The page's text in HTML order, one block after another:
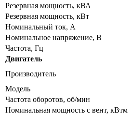
Резервная мощность, кВА
Резервная мощность, кВт
Номинальный ток, А
Номинальное напряжение, В
Частота, Гц
Двигатель
Производитель
Модель
Частота оборотов, об/мин
Номинальная мощность с вент, кВтм